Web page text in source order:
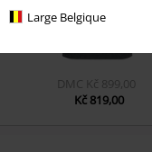
Large Belgique
DMC Kč 899,00
Kč 819,00